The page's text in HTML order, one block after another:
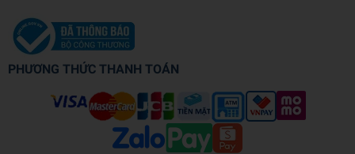
PHƯƠNG THỨC THANH TOÁN